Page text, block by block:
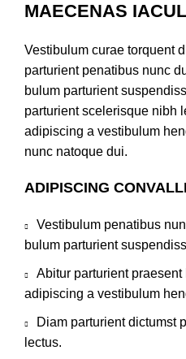
MAECENAS
Vestibulum curae torquent
parturient penatibus nunc
bulum parturient
parturient scelerisque nibh
adipiscing a vestibulum
nunc natoque dui.
ADIPISCING
Vestibulum penatibus
bulum parturient
Abitur parturient
adipiscing a vestibulum
Diam parturient dictumst
lectus.